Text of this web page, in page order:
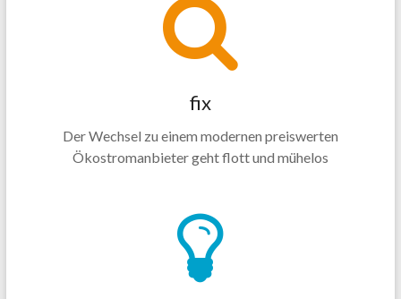
fix
Der Wechsel zu einem modernen preiswerten
Ökostromanbieter geht flott und mühelos